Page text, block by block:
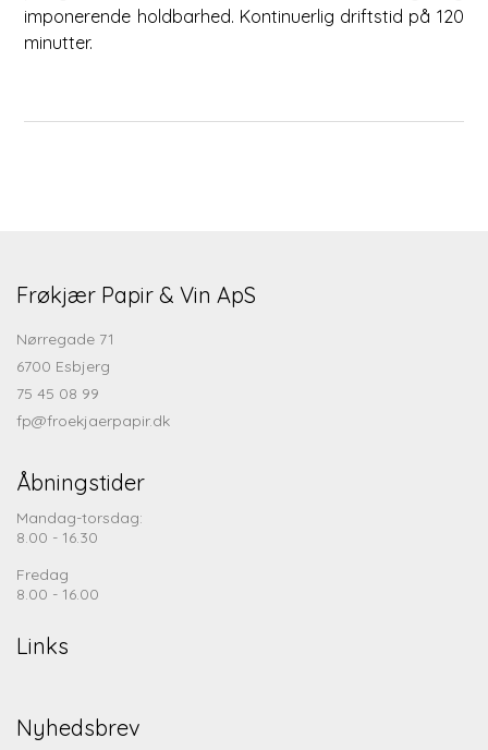
imponerende holdbarhed. Kontinuerlig driftstid på 120
minutter.
Frøkjær Papir & Vin ApS
Nørregade 71
6700 Esbjerg
75 45 08 99
fp@froekjaerpapir.dk
Åbningstider
Mandag-torsdag:
8.00 - 16.30
Fredag
8.00 - 16.00
Links
Nyhedsbrev